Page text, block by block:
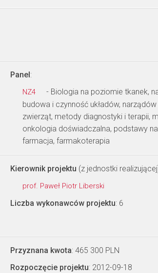
Panel:
NZ4
- Biologia na poziomie tkanek,
budowa i czynność układów,
zwierząt, metody diagnostyki i terapii,
onkologia doświadczalna, podstawy
farmacja, farmakoterapia
Kierownik projektu (z jednostki
prof. Paweł Piotr Liberski
Liczba wykonawców projektu: 6
Przyznana kwota: 465 300 PLN
Rozpoczęcie projektu: 2012-09-18